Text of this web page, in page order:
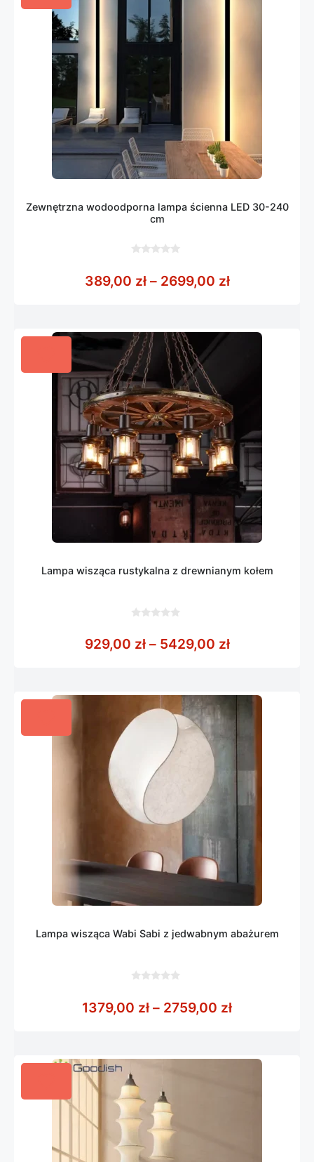
Zewnętrzna wodoodporna lampa ścienna LED 30-240
cm
5
389,00 zł – 2699,00 złZakres cen:
Lampa wisząca rustykalna z drewnianym kołem
5
929,00 zł – 5429,00 złZakres cen:
Lampa wisząca Wabi Sabi z jedwabnym abażurem
5
1379,00 zł – 2759,00 złZakres cen: